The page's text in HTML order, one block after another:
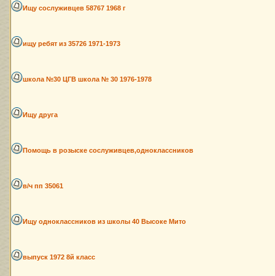
Ищу сослуживцев 58767 1968 г
ищу ребят из 35726 1971-1973
школа №30 ЦГВ школа № 30 1976-1978
Ищу друга
Помощь в розыске сослуживцев,одноклассников
в/ч пп 35061
Ищу одноклассников из школы 40 Высоке Мито
выпуск 1972 8й класс